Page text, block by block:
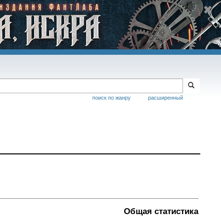
расширенный
поиск по жанру
Общая статистика